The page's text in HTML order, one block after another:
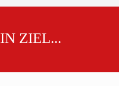
ZIEL...